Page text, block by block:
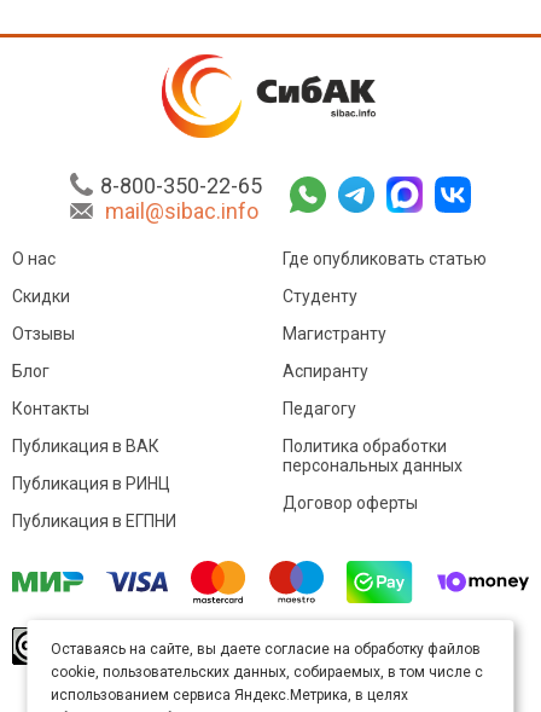
8-800-350-22-65
mail@sibac.info
О нас
Скидки
Отзывы
Блог
Контакты
Где опубликовать статью
Студенту
Магистранту
Аспиранту
Педагогу
Публикация в ВАК
Публикация в РИНЦ
Публикация в ЕГПНИ
Политика обработки
персональных данных
Договор оферты
произведение доступно полицензии Creative
Commons «Attribution» («Атрибуция») 4.0
Непортированная.
Оставаясь на сайте, вы даете согласие на обработку файлов
cookie, пользовательских данных, собираемых, в том числе с
использованием сервиса Яндекс.Метрика, в целях